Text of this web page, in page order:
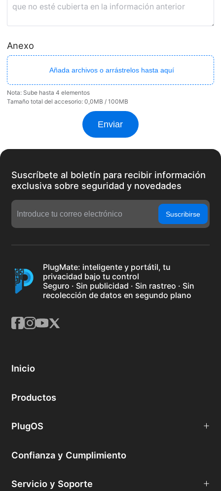
Anexo
Añada archivos o arrástrelos hasta aquí
Nota: Sube hasta 4 elementos
Tamaño total del accesorio: 0,0MB / 100MB
Enviar
Suscríbete al boletín para recibir información
exclusiva sobre seguridad y novedades
Suscribirse
PlugMate: inteligente y portátil, tu
privacidad bajo tu control
Seguro · Sin publicidad · Sin rastreo · Sin
recolección de datos en segundo plano
Inicio
Productos
PlugOS
Confianza y Cumplimiento
Servicio y Soporte